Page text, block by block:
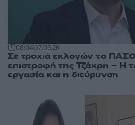
08:0407.05.26
Σε τροχιά εκλογών το
επιστροφή της Τζάκρη – Η
εργασία και η διεύρυνση